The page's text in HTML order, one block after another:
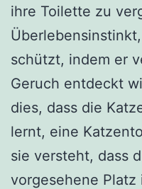
ihre Toilette zu
schützt, indem er
Geruch entdeckt
dies, dass die
lernt, eine
sie versteht, dass
vorgesehene Platz